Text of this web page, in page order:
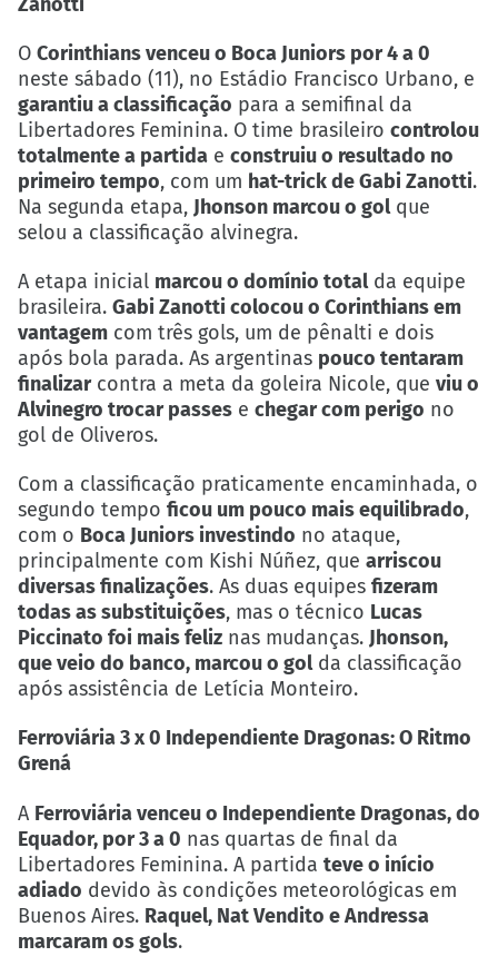
O Corinthians venceu o Boca Juniors por 4 a 0
neste sábado (11), no Estádio Francisco Urbano, e
garantiu a classificação para a semifinal da
Libertadores Feminina. O time brasileiro controlou
totalmente a partida e construiu o resultado no
primeiro tempo, com um hat-trick de Gabi Zanotti.
Na segunda etapa, Jhonson marcou o golque
selou a classificação alvinegra.
A etapa inicial marcou o domínio totalda equipe
brasileira. Gabi Zanotti colocou o Corinthians em
vantagem com três gols, um de pênalti e dois
após bola parada. As argentinas pouco tentaram
finalizarcontra a meta da goleira Nicole, que viu o
Alvinegro trocar passes e chegar com perigo no
gol de Oliveros.
Com a classificação praticamente encaminhada, o
segundo tempo ficou um pouco mais equilibrado,
com o Boca Juniors investindo no ataque,
principalmente com Kishi Núñez, que arriscou
diversas finalizações. As duas equipes fizeram
todas as substituições, mas o técnico Lucas
Piccinato foi mais feliz nas mudanças. Jhonson,
que veio do banco, marcou o golda classificação
após assistência de Letícia Monteiro.
Ferroviária 3 x 0 Independiente Dragonas: O Ritmo
Grená
A Ferroviária venceu o Independiente Dragonas, do
Equador, por 3 a 0 nas quartas de final da
Libertadores Feminina. A partida teve o início
adiado devido às condições meteorológicas em
Buenos Aires. Raquel, Nat Vendito e Andressa
marcaram os gols.